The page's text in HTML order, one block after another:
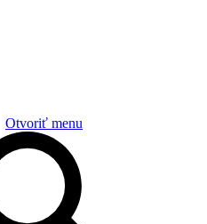
Otvoriť menu